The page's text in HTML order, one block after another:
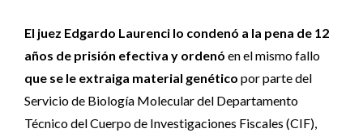
El juez Edgardo Laurenci lo condenó a la pena de 12
años de prisión efectiva y ordenó en el mismo fallo
que se le extraiga material genético por parte del
Servicio de Biología Molecular del Departamento
Técnico del Cuerpo de Investigaciones Fiscales (CIF),